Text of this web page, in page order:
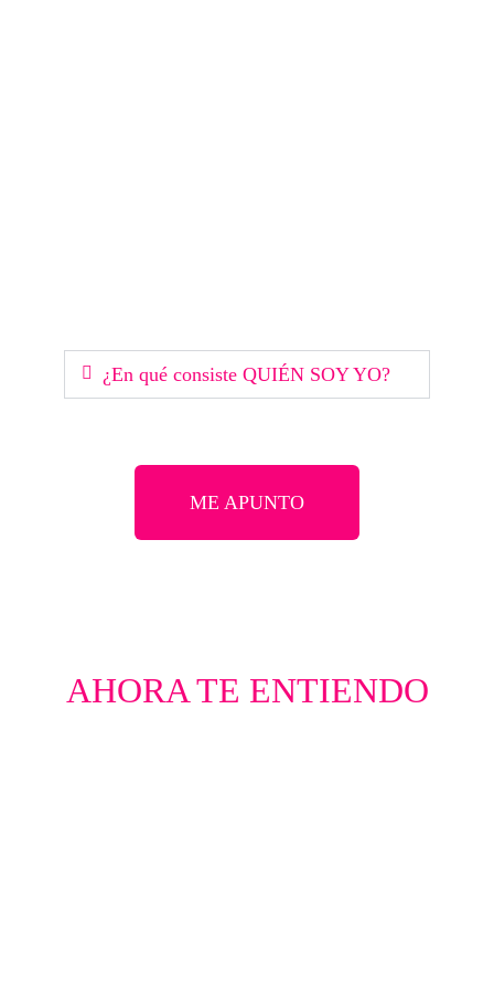
¿En qué consiste QUIÉN SOY YO?
ME APUNTO
AHORA TE ENTIENDO